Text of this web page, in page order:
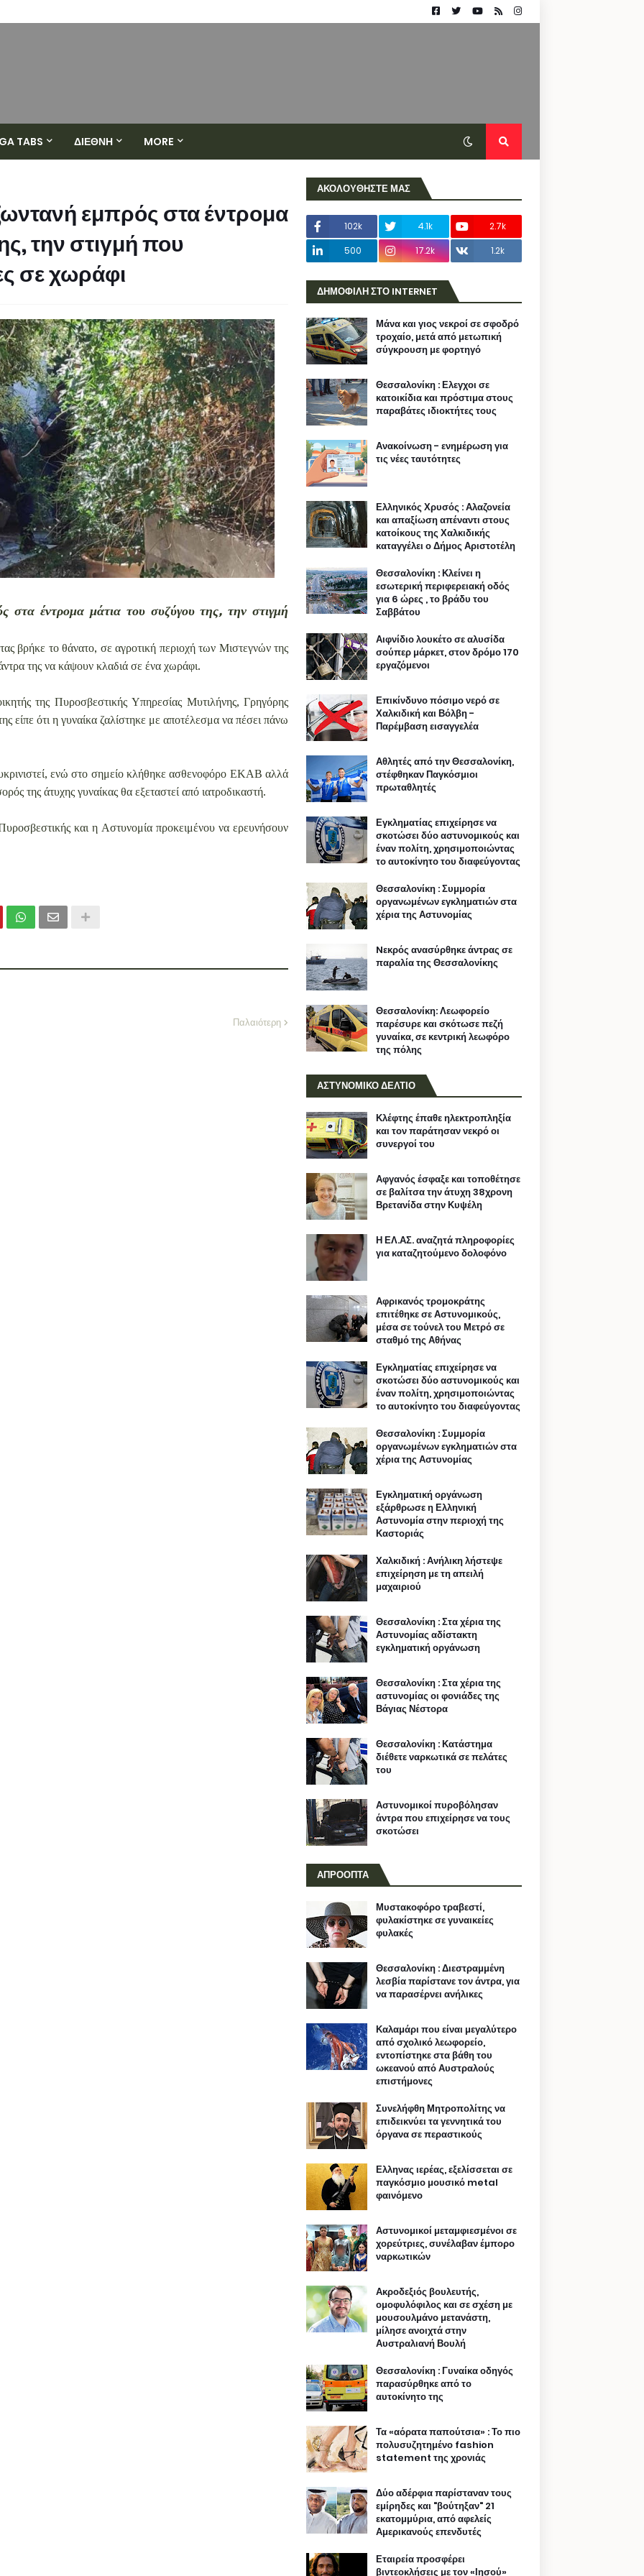
TABS ΔΙΕΘΝΗ MORE
εμπρός στα έντρομα
την στιγμή που
σε χωράφι
στα έντρομα μάτια του συζύγου της, την στιγμή
βρήκε το θάνατο, σε αγροτική περιοχή των Μιστεγνών της
της να κάψουν κλαδιά σε ένα χωράφι.
της Πυροσβεστικής Υπηρεσίας Μυτιλήνης, Γρηγόρης
είπε ότι η γυναίκα ζαλίστηκε με αποτέλεσμα να πέσει πάνω
ενώ στο σημείο κλήθηκε ασθενοφόρο ΕΚΑΒ αλλά
της άτυχης γυναίκας θα εξεταστεί από ιατροδικαστή.
και η Αστυνομία προκειμένου να ερευνήσουν
Παλαιότερη
ΑΚΟΛΟΥΘΗΣΤΕ ΜΑΣ
102k 4.1k
2.7k
500
17.2k 1.2k
ΔΗΜΟΦΙΛΗ ΣΤΟ INTERNET
Μάνα και γιος νεκροί σε σφοδρό
τροχαίο, μετά από μετωπική
σύγκρουση με φορτηγό
Θεσσαλονίκη : Ελεγχοι σε
κατοικίδια και πρόστιμα στους
παραβάτες ιδιοκτήτες τους
Ανακοίνωση - ενημέρωση για
τις νέες ταυτότητες
Ελληνικός Χρυσός : Αλαζονεία
και απαξίωση απέναντι στους
κατοίκους της Χαλκιδικής
καταγγέλει ο Δήμος Αριστοτέλη
Θεσσαλονίκη : Κλείνει η
εσωτερική περιφερειακή οδός
για 6 ώρες , το βράδυ του
Σαββάτου
Αιφνίδιο λουκέτο σε αλυσίδα
σούπερ μάρκετ, στον δρόμο 170
εργαζόμενοι
Επικίνδυνο πόσιμο νερό σε
Χαλκιδική και Βόλβη -
Παρέμβαση εισαγγελέα
Αθλητές από την Θεσσαλονίκη,
στέφθηκαν Παγκόσμιοι
πρωταθλητές
Εγκληματίας επιχείρησε να
σκοτώσει δύο αστυνομικούς και
έναν πολίτη, χρησιμοποιώντας
το αυτοκίνητο του διαφεύγοντας
Θεσσαλονίκη : Συμμορία
οργανωμένων εγκληματιών στα
χέρια της Αστυνομίας
Nεκρός ανασύρθηκε άντρας σε
παραλία της Θεσσαλονίκης
Θεσσαλονίκη: Λεωφορείο
παρέσυρε και σκότωσε πεζή
γυναίκα, σε κεντρική λεωφόρο
της πόλης
ΑΣΤΥΝΟΜΙΚΟ ΔΕΛΤΙΟ
Κλέφτης έπαθε ηλεκτροπληξία
και τον παράτησαν νεκρό οι
συνεργοί του
Αφγανός έσφαξε και τοποθέτησε
σε βαλίτσα την άτυχη 38χρονη
Βρετανίδα στην Κυψέλη
Η ΕΛ.ΑΣ. αναζητά πληροφορίες
για καταζητούμενο δολοφόνο
Αφρικανός τρομοκράτης
επιτέθηκε σε Αστυνομικούς,
μέσα σε τούνελ του Μετρό σε
σταθμό της Αθήνας
Εγκληματίας επιχείρησε να
σκοτώσει δύο αστυνομικούς και
έναν πολίτη, χρησιμοποιώντας
το αυτοκίνητο του διαφεύγοντας
Θεσσαλονίκη : Συμμορία
οργανωμένων εγκληματιών στα
χέρια της Αστυνομίας
Εγκληματική οργάνωση
εξάρθρωσε η Ελληνική
Αστυνομία στην περιοχή της
Καστοριάς
Χαλκιδική : Ανήλικη λήστεψε
επιχείρηση με τη απειλή
μαχαιριού
Θεσσαλονίκη : Στα χέρια της
Αστυνομίας αδίστακτη
εγκληματική οργάνωση
Θεσσαλονίκη : Στα χέρια της
αστυνομίας οι φονιάδες της
Βάγιας Νέστορα
Θεσσαλονίκη : Κατάστημα
διέθετε ναρκωτικά σε πελάτες
του
Αστυνομικοί πυροβόλησαν
άντρα που επιχείρησε να τους
σκοτώσει
ΑΠΡΟΟΠΤΑ
Μυστακοφόρο τραβεστί,
φυλακίστηκε σε γυναικείες
φυλακές
Θεσσαλονίκη : Διεστραμμένη
λεσβία παρίστανε τον άντρα, για
να παρασέρνει ανήλικες
Καλαμάρι που είναι μεγαλύτερο
από σχολικό λεωφορείο,
εντοπίστηκε στα βάθη του
ωκεανού από Αυστραλούς
επιστήμονες
Συνελήφθη Μητροπολίτης να
επιδεικνύει τα γεννητικά του
όργανα σε περαστικούς
Ελληνας ιερέας, εξελίσσεται σε
παγκόσμιο μουσικό metal
φαινόμενο
Αστυνομικοί μεταμφιεσμένοι σε
χορεύτριες, συνέλαβαν έμπορο
ναρκωτικών
Ακροδεξιός βουλευτής,
ομοφυλόφιλος και σε σχέση με
μουσουλμάνο μετανάστη,
μίλησε ανοιχτά στην
Αυστραλιανή Βουλή
Θεσσαλονίκη : Γυναίκα οδηγός
παρασύρθηκε από το
αυτοκίνητο της
Τα «αόρατα παπούτσια» : Το πιο
πολυσυζητημένο fashion
statement της χρονιάς
Δύο αδέρφια παρίσταναν τους
εμίρηδες και "βούτηξαν" 21
εκατομμύρια, από αφελείς
Αμερικανούς επενδυτές
Εταιρεία προσφέρει
βιντεοκλήσεις με τον «Ιησού»